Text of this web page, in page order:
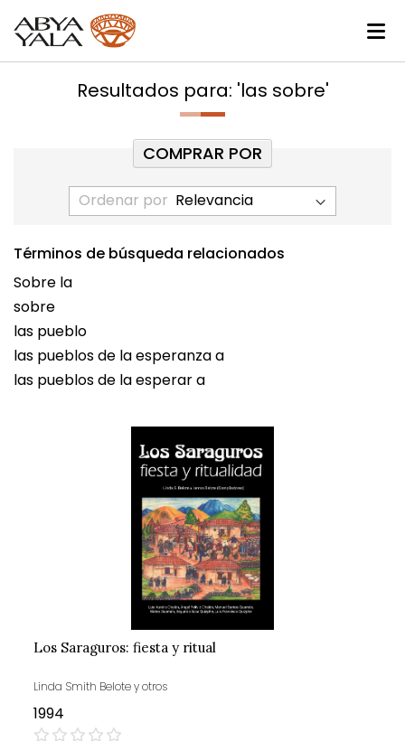
Resultados para: 'las sobre'
Ordenar por
Términos de búsqueda relacionados
Sobre la
sobre
las pueblo
las pueblos de la esperanza a
las pueblos de la esperar a
Los Saraguros: fiesta y ritual
Linda Smith Belote y otros
1994
COMPRAR POR